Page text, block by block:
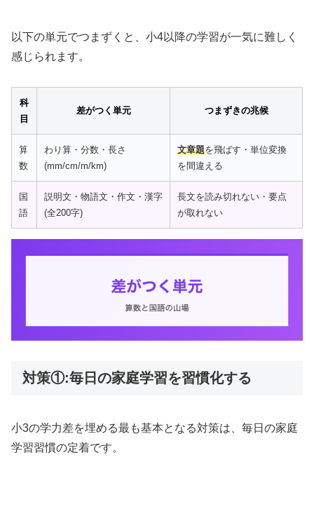
以下の単元でつまずくと、小4以降の学習が一気に難しく
感じられます。
科
目
差がつく単元 つまずきの兆候
算
数
わり算・分数・長さ
(mm/cm/m/km)
文章題を飛ばす・単位変換
を間違える
国
語
説明文・物語文・作文・漢字
(全200字)
長文を読み切れない・要点
が取れない
対策①:毎日の家庭学習を習慣化する
小3の学力差を埋める最も基本となる対策は、毎日の家庭
学習習慣の定着です。